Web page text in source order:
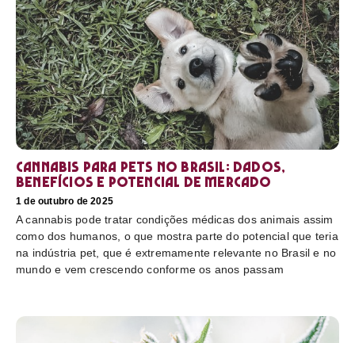
Cannabis para pets no Brasil: dados,
benefícios e potencial de mercado
1 de outubro de 2025
A cannabis pode tratar condições médicas dos animais assim
como dos humanos, o que mostra parte do potencial que teria
na indústria pet, que é extremamente relevante no Brasil e no
mundo e vem crescendo conforme os anos passam